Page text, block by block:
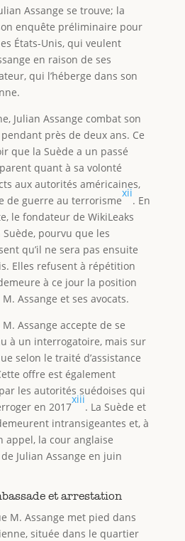
Assange se trouve; la
enquête préliminaire pour
États-Unis, qui veulent
en raison de ses
qui l’héberge dans son
Julian Assange combat son
près de deux ans. Ce
que la Suède a un passé
quant à sa volonté
aux autorités américaines,
de guerre au terrorisme
xii
. En
le fondateur de WikiLeaks
pourvu que les
qu’il ne sera pas ensuite
Elles refusent à répétition
à ce jour la position
Assange et ses avocats.
Assange accepte de se
à un interrogatoire, mais sur
selon le traité d’assistance
offre est également
les autorités suédoises qui
en 2017
xiii
. La Suède et
intransigeantes et, à
appel, la cour anglaise
Julian Assange en juin
et arrestation
M. Assange met pied dans
située dans le quartier